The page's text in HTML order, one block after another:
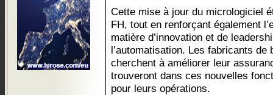
Cette mise à jour du micrologiciel
FH, tout en renforçant également
matière d’innovation et de
l’automatisation. Les fabricants
cherchent à améliorer leur
trouveront dans ces nouvelles
pour leurs opérations.